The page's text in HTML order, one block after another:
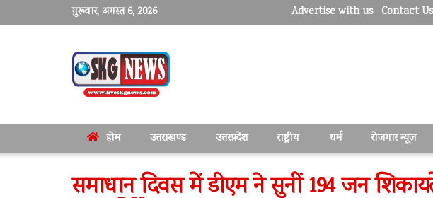
गुरूवार, अगस्त 6, 2026 Advertise with us Contact Us
होम उत्तराखण्ड उत्तरप्रदेश राष्ट्रीय धर्म रोजगार न्यूज़
समाधान दिवस में डीएम ने सुनीं 194 जन